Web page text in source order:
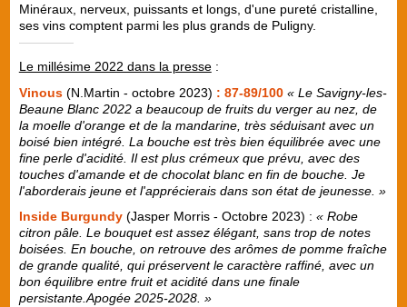
Minéraux, nerveux, puissants et longs, d'une pureté cristalline,
ses vins comptent parmi les plus grands de Puligny.
Le millésime 2022 dans la presse:
Vinous(N.Martin - octobre 2023) : 87-89/100 « Le Savigny-les-
Beaune Blanc 2022 a beaucoup de fruits du verger au nez, de
la moelle d'orange et de la mandarine, très séduisant avec un
boisé bien intégré. La bouche est très bien équilibrée avec une
fine perle d'acidité. Il est plus crémeux que prévu, avec des
touches d'amande et de chocolat blanc en fin de bouche. Je
l'aborderais jeune et l'apprécierais dans son état de jeunesse. »
Inside Burgundy (Jasper Morris - Octobre 2023) : « Robe
citron pâle. Le bouquet est assez élégant, sans trop de notes
boisées. En bouche, on retrouve des arômes de pomme fraîche
de grande qualité, qui préservent le caractère raffiné, avec un
bon équilibre entre fruit et acidité dans une finale
persistante.Apogée 2025-2028. »